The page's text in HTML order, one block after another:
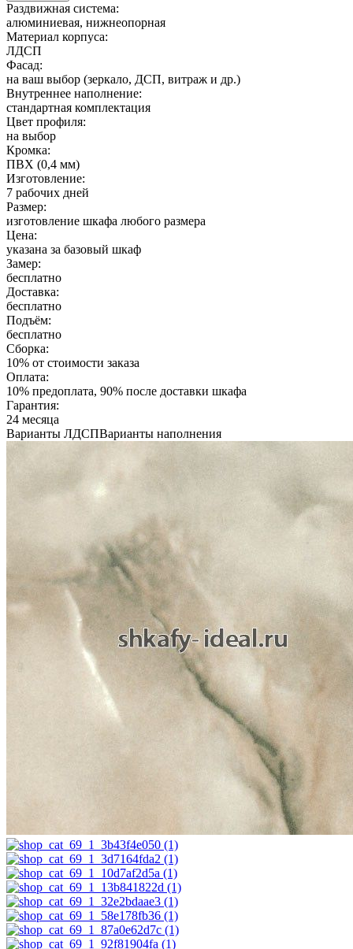
Раздвижная система:
алюминиевая, нижнеопорная
Материал корпуса:
ЛДСП
Фасад:
на ваш выбор (зеркало, ДСП, витраж и др.)
Внутреннее наполнение:
стандартная комплектация
Цвет профиля:
на выбор
Кромка:
ПВХ (0,4 мм)
Изготовление:
7 рабочих дней
Размер:
изготовление шкафа любого размера
Цена:
указана за базовый шкаф
Замер:
бесплатно
Доставка:
бесплатно
Подъём:
бесплатно
Сборка:
10% от стоимости заказа
Оплата:
10% предоплата, 90% после доставки шкафа
Гарантия:
24 месяца
Варианты ЛДСПВарианты наполнения